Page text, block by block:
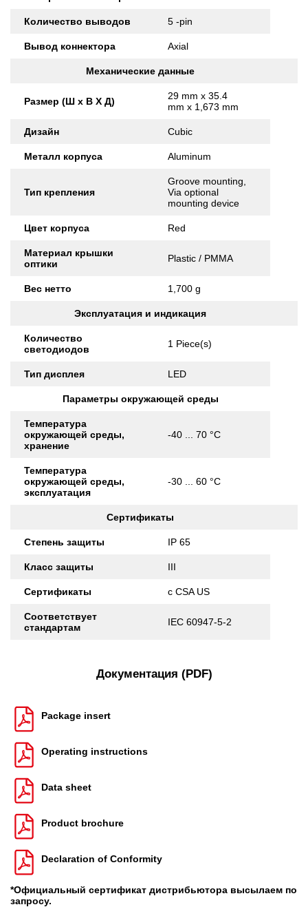
Количество выводов 5 -pin
Вывод коннектора Axial
Механические данные
Размер (Ш x В X Д)
29 mm x 35.4
mm x 1,673 mm
Дизайн Cubic
Металл корпуса Aluminum
Тип крепления
Groove mounting,
Via optional
mounting device
Цвет корпуса Red
Материал крышки
оптики
Plastic / PMMA
Вес нетто 1,700 g
Эксплуатация и индикация
Количество
светодиодов
1 Piece(s)
Тип дисплея LED
Параметры окружающей среды
Температура
окружающей среды,
хранение
-40 ... 70 °C
Температура
окружающей среды,
эксплуатация
-30 ... 60 °C
Сертификаты
Степень защиты IP 65
Класс защиты III
Сертификаты c CSA US
Соответствует
стандартам
IEC 60947-5-2
Документация (PDF)
Package insert
Operating instructions
Data sheet
Product brochure
Declaration of Conformity
*Официальный сертификат дистрибьютора высылаем по
запросу.